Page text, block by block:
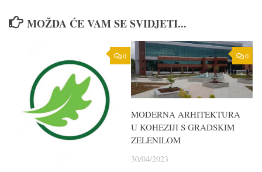
MOŽDA ĆE VAM SE SVIDJETI...
0 0
MODERNA ARHITEKTURA
U KOHEZIJI S GRADSKIM
ZELENILOM
30/04/2023